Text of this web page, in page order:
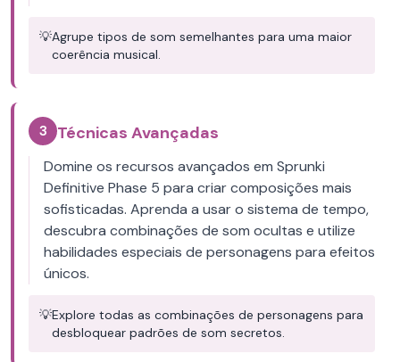
💡Agrupe tipos de som semelhantes para uma maior
coerência musical.
3 Técnicas Avançadas
Domine os recursos avançados em Sprunki
Definitive Phase 5 para criar composições mais
sofisticadas. Aprenda a usar o sistema de tempo,
descubra combinações de som ocultas e utilize
habilidades especiais de personagens para efeitos
únicos.
💡Explore todas as combinações de personagens para
desbloquear padrões de som secretos.